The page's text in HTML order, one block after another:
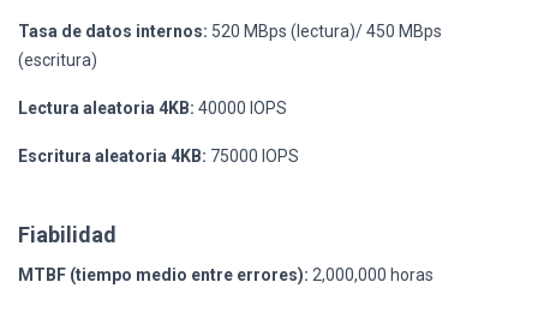
Tasa de datos internos: 520 MBps (lectura)/ 450 MBps
(escritura)
Lectura aleatoria 4KB: 40000 IOPS
Escritura aleatoria 4KB: 75000 IOPS
Fiabilidad
MTBF (tiempo medio entre errores): 2,000,000 horas